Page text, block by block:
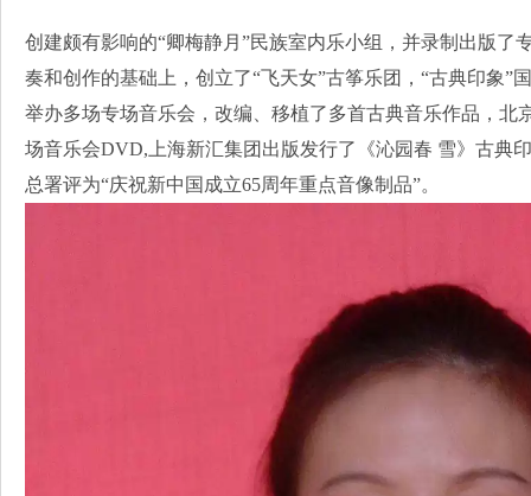
创建颇有影响的“卿梅静月”民族室内乐小组，并录制出版了
奏和创作的基础上，创立了“飞天女”古筝乐团，“古典印象”
举办多场专场音乐会，改编、移植了多首古典音乐作品，北
场音乐会DVD,上海新汇集团出版发行了《沁园春 雪》古典
总署评为“庆祝新中国成立65周年重点音像制品”。